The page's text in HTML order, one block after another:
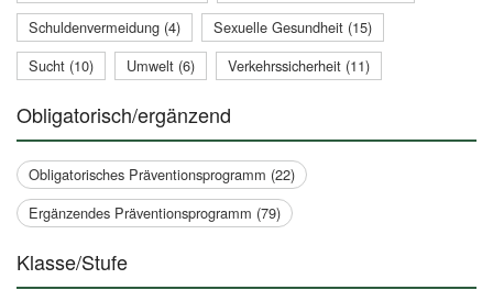
Schuldenvermeidung (4)
Sexuelle Gesundheit (15)
Sucht (10)
Umwelt (6) Verkehrssicherheit (11)
Obligatorisch/ergänzend
Obligatorisches Präventionsprogramm (22)
Ergänzendes Präventionsprogramm (79)
Klasse/Stufe